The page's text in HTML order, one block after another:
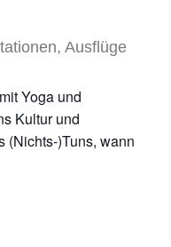
Yoga und
Kultur und
(Nichts-)Tuns, wann